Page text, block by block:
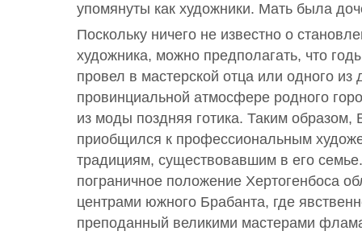
упомянуты как художники. Мать была
Поскольку ничего не известно о
художника, можно предполагать, что
провел в мастерской отца или одного из
провинциальной атмосфере родного
из моды поздняя готика. Таким образом,
приобщился к профессиональным
традициям, существовавшим в его
пограничное положение Хертогенбоса
центрами южного Брабанта, где
преподанный великими мастерами